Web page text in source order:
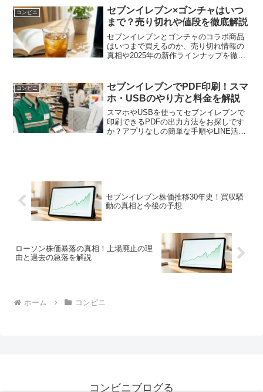
コンビニ
セブンイレブン×ゴンチャはいつ
まで？売り切れや値段を徹底解説
セブンイレブンとゴンチャのコラボ商品
はいつまで買えるのか、売り切れ情報の
真相や2025年の新作ラインナップを徹底
ン限定ゴンチャをさらに美味しく楽しむ
ための人気アレンジレシピも紹介。在庫
があるうちに店舗へ急ぐべき理由や再販
情報が丸わかりです。
コンビニ
セブンイレブンでPDF印刷！スマ
ホ・USBのやり方と料金を解説
スマホやUSBを使ってセブンイレブンで
印刷できるPDFの出力方法をお探しです
か？アプリなしの簡単な手順やLINE活用
セブンイレブン株価推移30年史！買収騒
動の真相と今後の予想
ローソン株価暴落の真相！上場廃止の理
由と過去の急落を解説
ホーム コンビニ
コンビニブログる